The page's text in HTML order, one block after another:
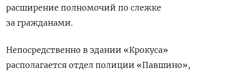
расширение полномочий по слежке
за гражданами.
Непосредственно в здании «Крокуса»
располагается отдел полиции «Павшино»,